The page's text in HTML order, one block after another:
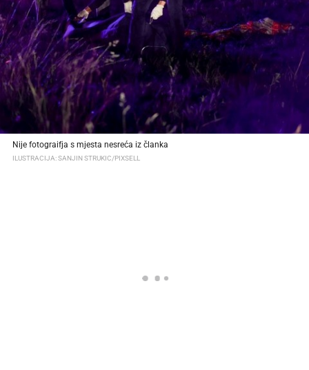
Nije fotograifja s mjesta nesreća iz članka
ILUSTRACIJA: SANJIN STRUKIC/PIXSELL